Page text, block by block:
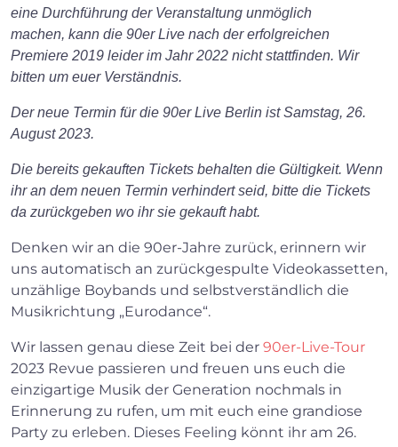
eine Durchführung der Veranstaltung unmöglich
machen, kann die 90er Live nach der erfolgreichen
Premiere 2019 leider im Jahr 2022 nicht stattfinden. Wir
bitten um euer Verständnis.
Der neue Termin für die 90er Live Berlin ist Samstag, 26.
August 2023.
Die bereits gekauften Tickets behalten die Gültigkeit. Wenn
ihr an dem neuen Termin verhindert seid, bitte die Tickets
da zurückgeben wo ihr sie gekauft habt.
Denken wir an die 90er-Jahre zurück, erinnern wir
uns automatisch an zurückgespulte Videokassetten,
unzählige Boybands und selbstverständlich die
Musikrichtung „Eurodance“.
Wir lassen genau diese Zeit bei der 90er-Live-Tour
2023 Revue passieren und freuen uns euch die
einzigartige Musik der Generation nochmals in
Erinnerung zu rufen, um mit euch eine grandiose
Party zu erleben. Dieses Feeling könnt ihr am 26.